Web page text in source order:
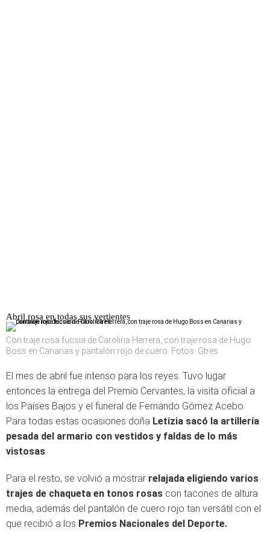
Abril rosa en todas sus vertientes
Con traje rosa fucsia de Carolina Herrera, con traje rosa de Hugo
Boss en Canarias y pantalón rojo de cuero. Fotos: Gtres
El mes de abril fue intenso para los reyes. Tuvo lugar
entonces la entrega del Premio Cervantes, la visita oficial a
los Países Bajos y el funeral de Fernando Gómez Acebo.
Para todas estas ocasiones doña Letizia sacó la artillería
pesada del armario con vestidos y faldas de lo más
vistosas.
Para el resto, se volvió a mostrar relajada eligiendo varios
trajes de chaqueta en tonos rosas con tacones de altura
media, además del pantalón de cuero rojo tan versátil con el
que recibió a los Premios Nacionales del Deporte.